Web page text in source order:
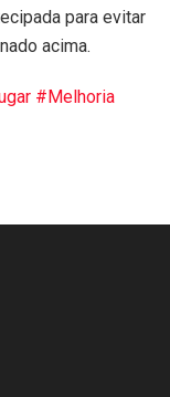
para evitar
acima.
#Melhoria